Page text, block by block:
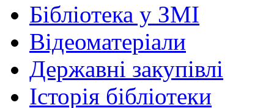
Бібліотека у ЗМІ
Відеоматеріали
Державні закупівлі
Історія бібліотеки